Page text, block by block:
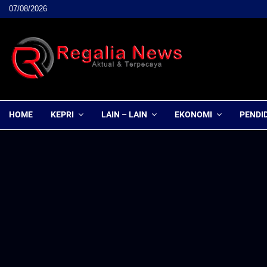
07/08/2026
HOME KEPRI LAIN – LAIN EKONOMI